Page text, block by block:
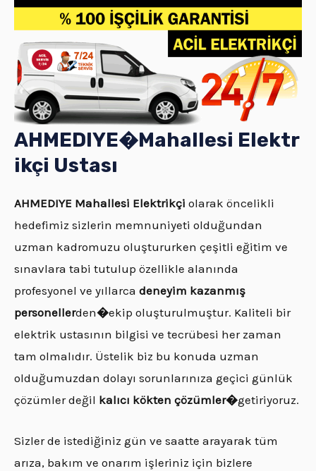
AHMEDIYE�Mahallesi Elektr
ikçi Ustası
AHMEDIYE Mahallesi Elektrikçi olarak öncelikli
hedefimiz sizlerin memnuniyeti olduğundan
uzman kadromuzu oluştururken çeşitli eğitim ve
sınavlara tabi tutulup özellikle alanında
profesyonel ve yıllarca deneyim kazanmış
personellerden�ekip oluşturulmuştur. Kaliteli bir
elektrik ustasının bilgisi ve tecrübesi her zaman
tam olmalıdır. Üstelik biz bu konuda uzman
olduğumuzdan dolayı sorunlarınıza geçici günlük
çözümler değil kalıcı kökten çözümler�getiriyoruz.
Sizler de istediğiniz gün ve saatte arayarak tüm
arıza, bakım ve onarım işleriniz için bizlere